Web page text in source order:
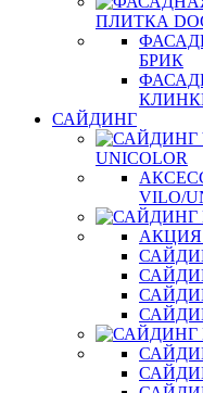
ПЛИТКА
БРИК
САЙДИНГ
UNICOLOR
VILO/
АКЦИЯ